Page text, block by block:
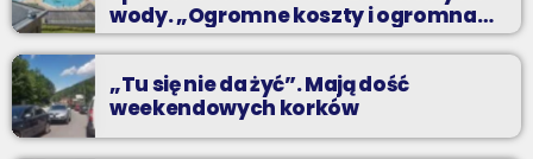
wody. „Ogromne koszty i ogromna
praca”
„Tu się nie da żyć”. Mają dość
weekendowych korków